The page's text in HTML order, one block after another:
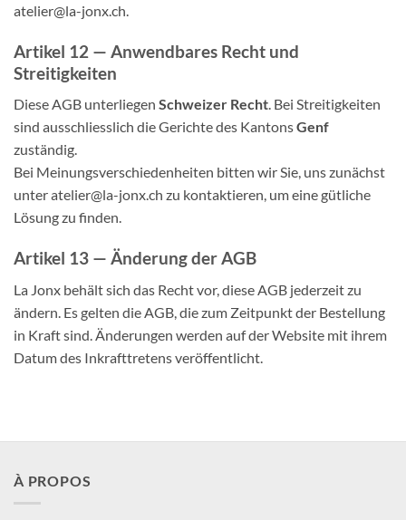
atelier@la-jonx.ch.
Artikel 12 — Anwendbares Recht und
Streitigkeiten
Diese AGB unterliegen Schweizer Recht. Bei Streitigkeiten
sind ausschliesslich die Gerichte des KantonsGenf
zuständig.
Bei Meinungsverschiedenheiten bitten wir Sie, uns zunächst
unteratelier@la-jonx.ch zu kontaktieren, um eine gütliche
Lösung zu finden.
Artikel 13 — Änderung der AGB
La Jonx behält sich das Recht vor, diese AGB jederzeit zu
ändern. Es gelten die AGB, die zum Zeitpunkt der Bestellung
in Kraft sind. Änderungen werden auf der Website mit ihrem
Datum des Inkrafttretens veröffentlicht.
À PROPOS